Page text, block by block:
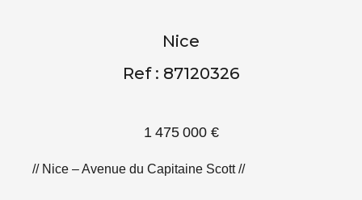
Nice
Ref : 87120326
1 475 000 €
// Nice – Avenue du Capitaine Scott //